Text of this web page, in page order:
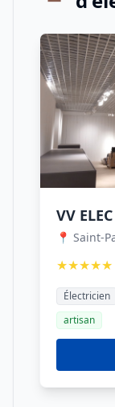
VV ELEC
📍 Saint-
★★★★★
Électricien
artisan